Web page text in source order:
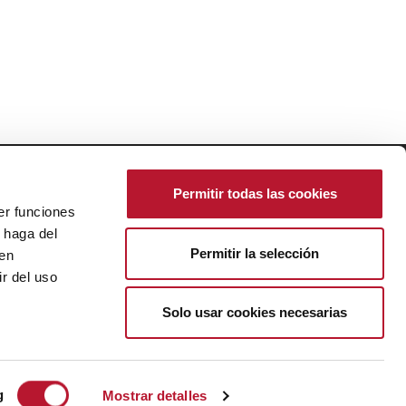
funciones
del
del uso
Mostrar detalles
Permitir todas las cookies
Permitir la selección
Solo usar cookies necesarias
ResponsiveVoice-NonCommercial licensed under
Política de Privacidad